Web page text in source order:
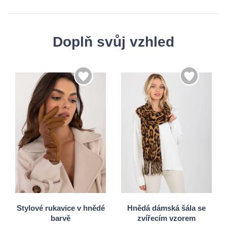
Doplň svůj vzhled
Stylové rukavice v hnědé
barvě
S/M
L/XL
Hnědá dámská šála se
zvířecím vzorem
Univerzální